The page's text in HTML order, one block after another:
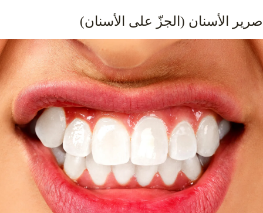
صرير الأسنان (الجزّ على الأسنان)